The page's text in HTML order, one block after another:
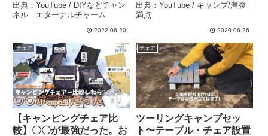
ルチャーム
出典：YouTube / DIYなどチャン
ネル エターナルチャーム
2022.06.20
ている【ブラックキャン
プ】イージーロールテーブ
ル110/スリムキャプテンチ
出典：YouTube / キャンプ/満腹
満点
2020.06.26
チェア
【キャンピングチェア比
較】〇〇が最強だった。お
チェア
ツーリングキャンプセッ
ト〜テーブル・チェア設置